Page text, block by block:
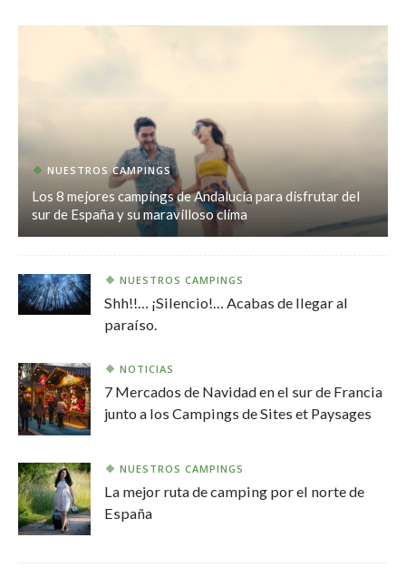
NUESTROS CAMPINGS
Los 8 mejores campings de Andalucía para disfrutar del
sur de España y su maravilloso clima
NUESTROS CAMPINGS
Shh!!… ¡Silencio!… Acabas de llegar al
paraíso.
NOTICIAS
7 Mercados de Navidad en el sur de Francia
junto a los Campings de Sites et Paysages
NUESTROS CAMPINGS
La mejor ruta de camping por el norte de
España